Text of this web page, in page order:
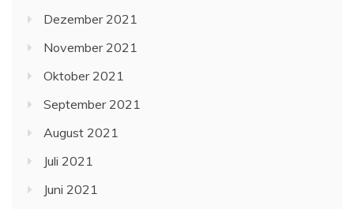
Dezember 2021
November 2021
Oktober 2021
September 2021
August 2021
Juli 2021
Juni 2021